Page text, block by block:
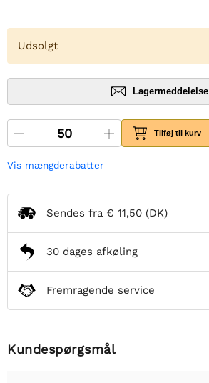
Udsolgt
Lagermeddelelse
Tilføj til kurv
Vis mængderabatter
Sendes fra € 11,50 (DK)
30 dages afkøling
Fremragende service
Kundespørgsmål